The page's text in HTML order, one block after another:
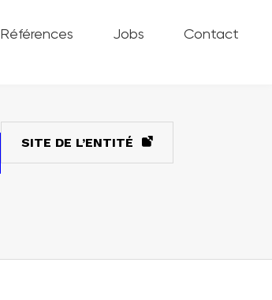
Références Jobs Contact
SITE DE L’ENTITÉ